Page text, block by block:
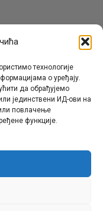
технологије
о уређају.
да обрађујемо
јединствени ИД-ови на
повлачење
функције.
Српске.